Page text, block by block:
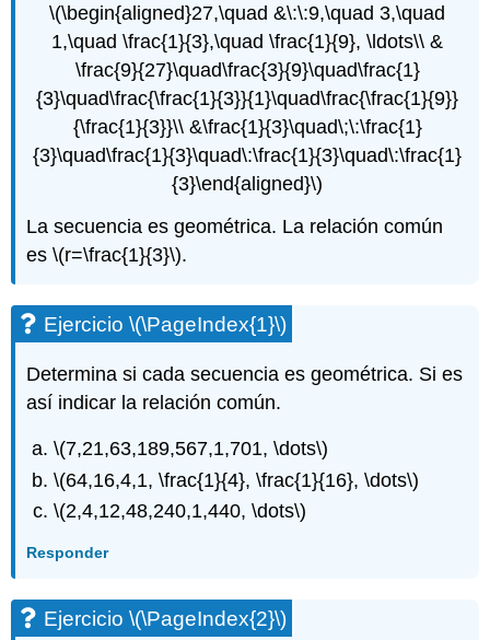
\(\begin{aligned}27,\quad &\:\:9,\quad 3,\quad
1,\quad \frac{1}{3},\quad \frac{1}{9}, \ldots\\ &
\frac{9}{27}\quad\frac{3}{9}\quad\frac{1}
{3}\quad\frac{\frac{1}{3}}{1}\quad\frac{\frac{1}{9}}
{\frac{1}{3}}\\ &\frac{1}{3}\quad\;\:\frac{1}
{3}\quad\frac{1}{3}\quad\:\frac{1}{3}\quad\:\frac{1}
{3}\end{aligned}\)
La secuencia es geométrica. La relación común
es\(r=\frac{1}{3}\).
Ejercicio\(\PageIndex{1}\)
Determina si cada secuencia es geométrica. Si es
así indicar la relación común.
\(7,21,63,189,567,1,701, \dots\)
\(64,16,4,1, \frac{1}{4}, \frac{1}{16}, \dots\)
\(2,4,12,48,240,1,440, \dots\)
Responder
Ejercicio\(\PageIndex{2}\)